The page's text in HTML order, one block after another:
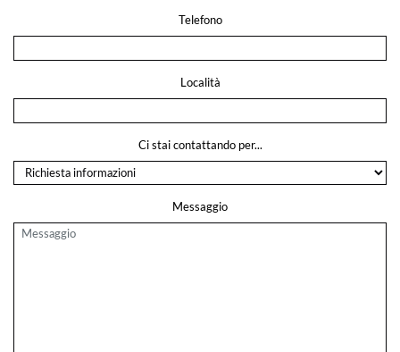
Telefono
Località
Ci stai contattando per...
Messaggio